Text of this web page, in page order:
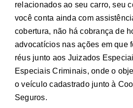
relacionados ao seu carro, seu
você conta ainda com
cobertura, não há cobrança de
advocatícios nas ações em que
réus junto aos Juizados
Especiais Criminais, onde o
o veículo cadastrado junto à
Seguros.